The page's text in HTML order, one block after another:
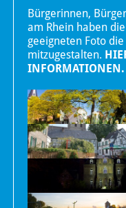
Bürgerinnen,
am Rhein haben
geeigneten Foto
mitzugestalten.
INFORMATIONEN.